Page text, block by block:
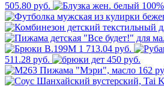
505.80 руб.
1 713.04 руб.
511.28 руб.
450 руб.
162